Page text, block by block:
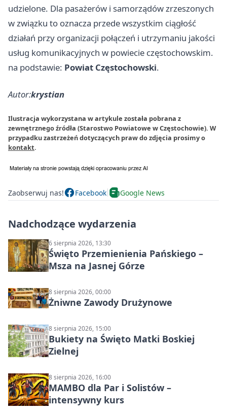
udzielone. Dla pasażerów i samorządów zrzeszonych
w związku to oznacza przede wszystkim ciągłość
działań przy organizacji połączeń i utrzymaniu jakości
usług komunikacyjnych w powiecie częstochowskim.
na podstawie: Powiat Częstochowski.
Autor:krystian
Ilustracja wykorzystana w artykule została pobrana z
zewnętrznego źródła (Starostwo Powiatowe w Częstochowie). W
przypadku zastrzeżeń dotyczących praw do zdjęcia prosimy o
kontakt.
Zaobserwuj nas! Facebook Google News
Nadchodzące wydarzenia
6 sierpnia 2026, 13:30
Święto Przemienienia Pańskiego –
Msza na Jasnej Górze
8 sierpnia 2026, 00:00
Żniwne Zawody Drużynowe
8 sierpnia 2026, 15:00
Bukiety na Święto Matki Boskiej
Zielnej
8 sierpnia 2026, 16:00
MAMBO dla Par i Solistów –
intensywny kurs